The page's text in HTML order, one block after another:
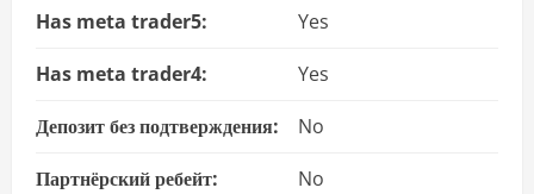
Has meta trader5:
Yes
Has meta trader4:
Yes
Депозит без подтверждения:
No
Партнёрский ребейт:
No